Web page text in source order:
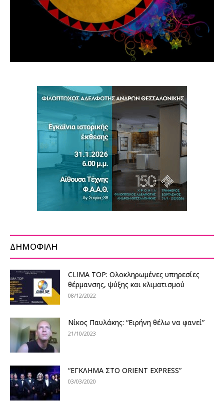
ΔΗΜΟΦΙΛΗ
CLIMA TOP: Ολοκληρωμένες υπηρεσίες
θέρμανσης, ψύξης και κλιματισμού
08/12/2022
Νίκος Παυλάκης: “Ειρήνη θέλω να φανεί”
21/10/2023
“ΕΓΚΛΗΜΑ ΣΤΟ ORIENT EXPRESS”
03/03/2020